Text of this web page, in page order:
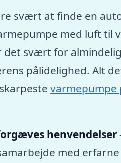
svært at finde en
med luft til
det svært for
pålidelighed. Alt
varmepumpe
henvendelser
med erfarne